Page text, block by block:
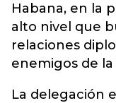
Habana, en la
alto nivel que
relaciones
enemigos de la
La delegación